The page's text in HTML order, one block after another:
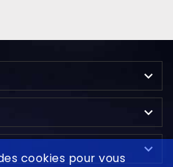
cookies pour vous


